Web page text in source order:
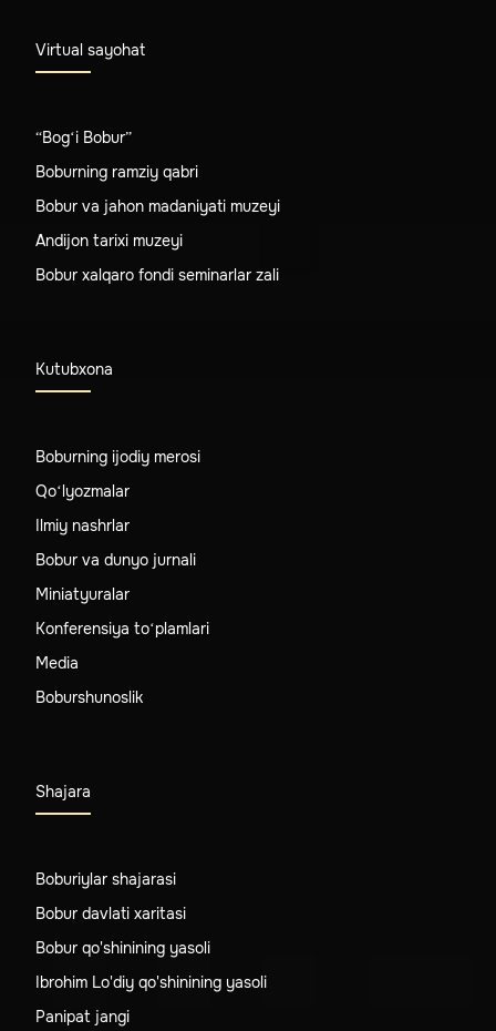
Virtual sayohat
“Bog‘i Bobur”
Boburning ramziy qabri
Bobur va jahon madaniyati muzeyi
Andijon tarixi muzeyi
Bobur xalqaro fondi seminarlar zali
Kutubxona
Boburning ijodiy merosi
Qo‘lyozmalar
Ilmiy nashrlar
Bobur va dunyo jurnali
Miniatyuralar
Konferensiya to‘plamlari
Media
Boburshunoslik
Shajara
Boburiylar shajarasi
Bobur davlati xaritasi
Bobur qo'shinining yasoli
Ibrohim Lo'diy qo'shinining yasoli
Panipat jangi